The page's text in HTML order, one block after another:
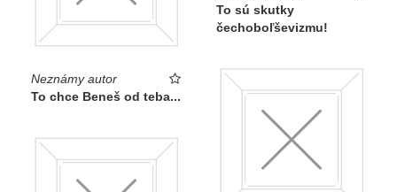
To sú skutky
čechoboľševizmu!
Neznámy autor
To chce Beneš od teba...